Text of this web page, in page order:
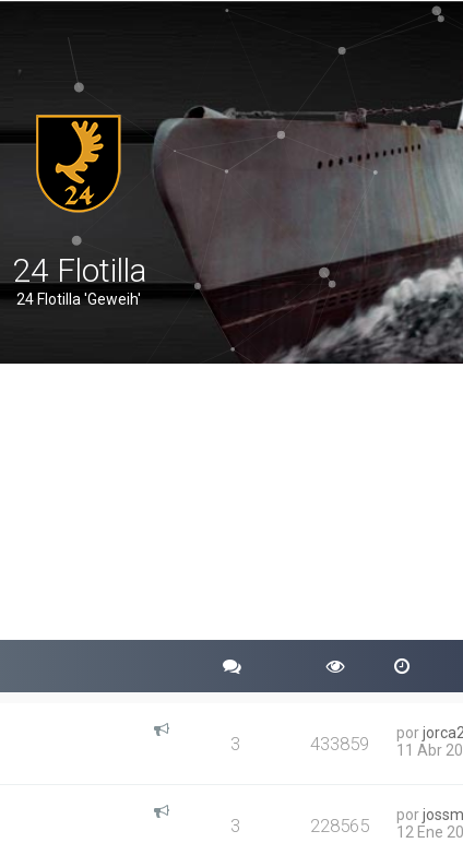
24 Flotilla
24 Flotilla 'Geweih'
3 433859 porjorca2
11 Abr
3 228565 por
12 Ene